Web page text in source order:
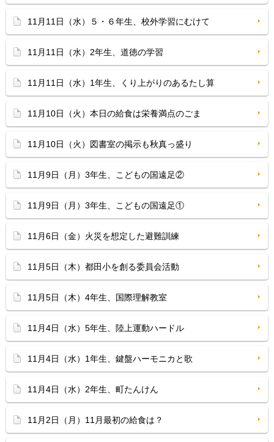
11月11日（水）５・６年生、校外学習にむけて
11月11日（水）2年生、道徳の学習
11月11日（水）1年生、くり上がりのあるたし算
11月10日（火）本日の給食は栄養満点のごま
11月10日（火）図書室の掲示も秋真っ盛り
11月9日（月）3年生、こどもの国遠足②
11月9日（月）3年生、こどもの国遠足①
11月6日（金）火災を想定した避難訓練
11月5日（木）都田小を創る委員会活動
11月5日（木）4年生、国際理解教室
11月4日（水）5年生、陸上運動ハードル
11月4日（水）1年生、鍵盤ハーモニカと歌
11月4日（水）2年生、町たんけん
11月2日（月）11月最初の給食は？